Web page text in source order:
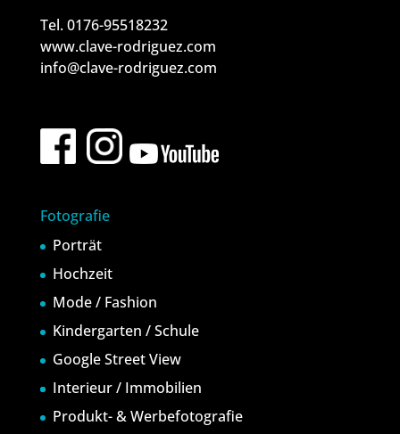
Tel. 0176-95518232
www.clave-rodriguez.com
info@clave-rodriguez.com
Fotografie
Porträt
Hochzeit
Mode / Fashion
Kindergarten / Schule
Google Street View
Interieur / Immobilien
Produkt- & Werbefotografie